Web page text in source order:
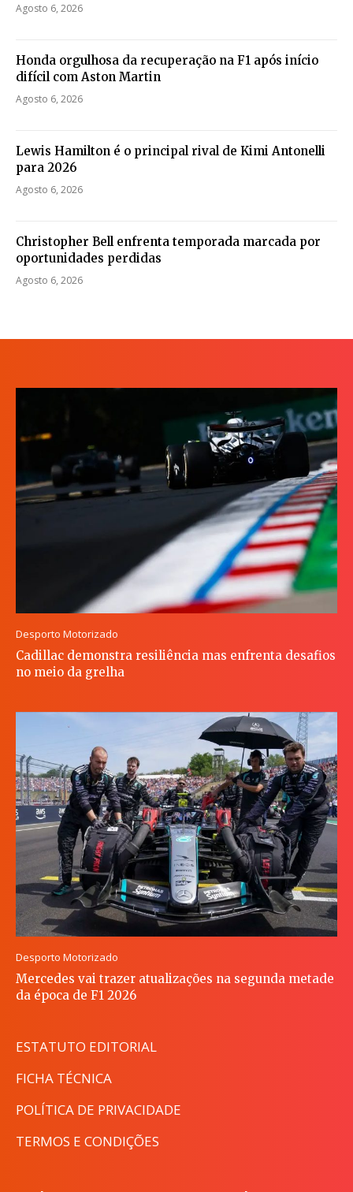
Agosto 6, 2026
Honda orgulhosa da recuperação na F1 após início
difícil com Aston Martin
Agosto 6, 2026
Lewis Hamilton é o principal rival de Kimi Antonelli
para 2026
Agosto 6, 2026
Christopher Bell enfrenta temporada marcada por
oportunidades perdidas
Agosto 6, 2026
Desporto Motorizado
Cadillac demonstra resiliência mas enfrenta desafios
no meio da grelha
Desporto Motorizado
Mercedes vai trazer atualizações na segunda metade
da época de F1 2026
ESTATUTO EDITORIAL
FICHA TÉCNICA
POLÍTICA DE PRIVACIDADE
TERMOS E CONDIÇÕES